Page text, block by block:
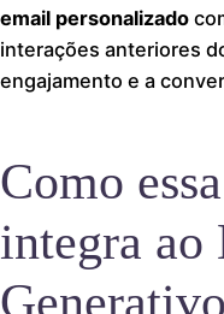
email personalizado
interações anteriores
engajamento e a
Como
integra ao